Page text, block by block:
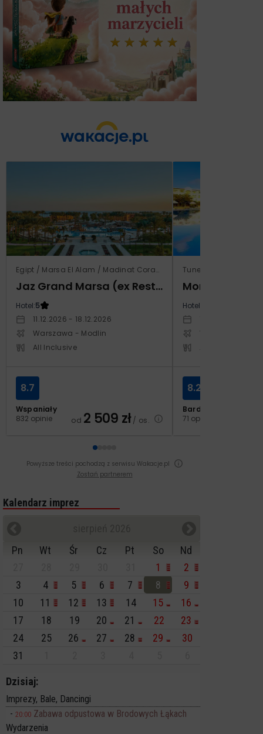
Egipt / Marsa El Alam / Madinat Coraya
Jaz Grand Marsa (ex Resta Grand Resort)
Hotel:5
11.12.2026 - 18.12.2026
Warszawa - Modlin
All Inclusive
Wspaniały
832 opinie
8.7
od 2 509 zł/ os.
Tunezja / Al-
Monarque El
Hotel:
Warszawa -
Bardzo dobry
71 opinii
8.2
Powyższe treści pochodzą z serwisu Wakacje.pl
Zostań partnerem
Kalendarz imprez
Pn
Wt Śr Cz Pt So
Nd
1
2
3
4 5 6 7 8
9
10
11 12 13 14 15
16
17
18 19 20 21 22
23
24
25 26 27 28 29
30
31
Dzisiaj:
Imprezy, Bale, Dancingi
20:00 Zabawa odpustowa w Brodowych Łąkach
Wydarzenia